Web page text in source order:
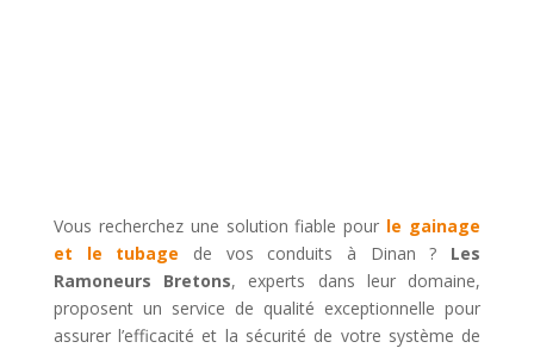
Vous recherchez une solution fiable pour le gainage
et le tubage de vos conduits à Dinan ? Les
Ramoneurs Bretons, experts dans leur domaine,
proposent un service de qualité exceptionnelle pour
assurer l’efficacité et la sécurité de votre système de